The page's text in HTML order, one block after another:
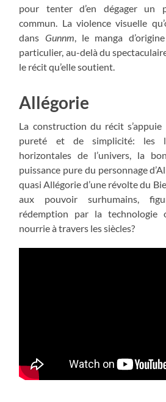
pour tenter d’en dégager un
commun. La violence visuelle
dans Gunnm , le manga
particulier, au-delà du
le récit qu’elle soutient.
Allégorie
La construction du récit
pureté et de simplicité: les
horizontales de l’univers, la
puissance pure du personnage
quasi Allégorie d’une révolte du
aux pouvoir surhumains,
rédemption par la technologie
nourrie à travers les siècles?